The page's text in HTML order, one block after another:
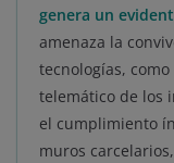
genera un
amenaza la
tecnologías,
telemático de los
el cumplimiento
muros